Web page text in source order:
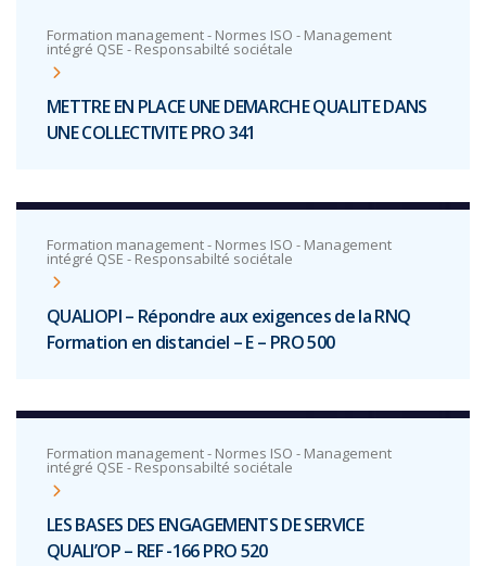
Formation management - Normes ISO - Management
intégré QSE - Responsabilté sociétale
METTRE EN PLACE UNE DEMARCHE QUALITE DANS
UNE COLLECTIVITE PRO 341
Formation management - Normes ISO - Management
intégré QSE - Responsabilté sociétale
QUALIOPI – Répondre aux exigences de la RNQ
Formation en distanciel – E – PRO 500
Formation management - Normes ISO - Management
intégré QSE - Responsabilté sociétale
LES BASES DES ENGAGEMENTS DE SERVICE
QUALI’OP – REF -166 PRO 520